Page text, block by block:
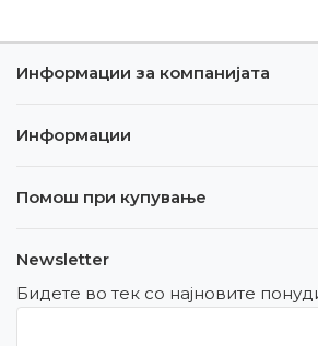
Информации за компанијата
Информации
Помош при купување
Newsletter
Бидете во тек со најновите